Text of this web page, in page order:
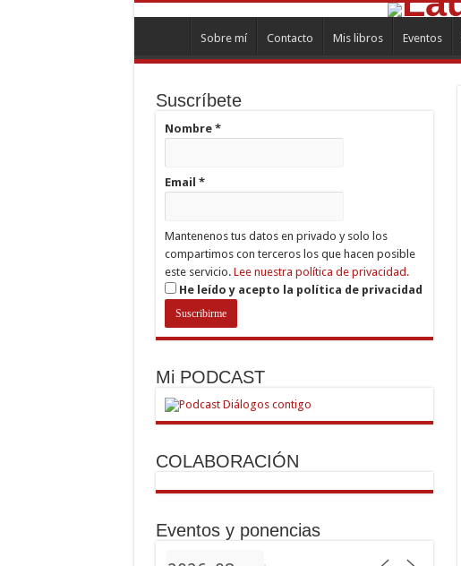
Sobre mí Contacto Mis libros Eventos
Suscríbete
Nombre *
Email *
Mantenenos tus datos en privado y solo los
compartimos con terceros los que hacen posible
este servicio. Lee nuestra política de privacidad.
He leído y acepto la política de privacidad
Mi PODCAST
COLABORACIÓN
Eventos y ponencias